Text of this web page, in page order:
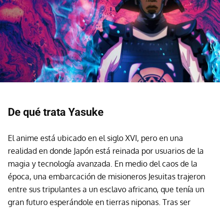
De qué trata Yasuke
El anime está ubicado en el siglo XVI, pero en una
realidad en donde Japón está reinada por usuarios de la
magia y tecnología avanzada. En medio del caos de la
época, una embarcación de misioneros Jesuitas trajeron
entre sus tripulantes a un esclavo africano, que tenía un
gran futuro esperándole en tierras niponas. Tras ser